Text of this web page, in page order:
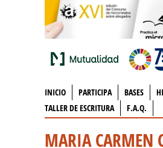
INICIO PARTICIPA BASES
TALLER DE ESCRITURA
F.A.Q.
MARIA CARMEN